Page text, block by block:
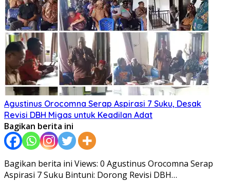
Agustinus Orocomna Serap Aspirasi 7 Suku, Desak
Revisi DBH Migas untuk Keadilan Adat
Bagikan berita ini
Bagikan berita ini Views: 0 Agustinus Orocomna Serap
Aspirasi 7 Suku Bintuni: Dorong Revisi DBH…